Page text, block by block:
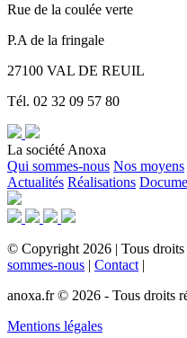
Rue de la coulée verte
P.A de la fringale
27100 VAL DE REUIL
Tél. 02 32 09 57 80
La société Anoxa
Qui sommes-nous Nos moyens
Actualités Réalisations
© Copyright 2026 | Tous droits
sommes-nous | Contact |
anoxa.fr © 2026 - Tous droits
Mentions légales